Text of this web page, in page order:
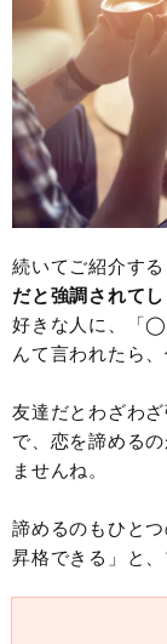
続いてご紹介す
だと強調されて
好きな人に、「
んて言われたら
友達だとわざわ
で、恋を諦める
ませんね。
諦めるのもひと
昇格できる」と